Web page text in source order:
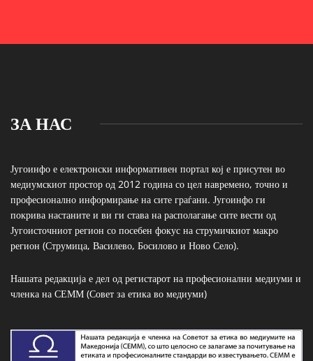
ЗА НАС
Југоинфо е електронски информативен портал кој е присутен во
медиумскиот простор од 2012 година со цел навремено, точно и
професионално информирање на сите граѓани. Југоинфо ги
покрива настаните и ви ги става на располагање сите вести од
Југоисточниот регион со посебен фокус на струмичкиот макро
регион (Струмица, Василево, Босилово и Ново Село).
Нашата редакција е дел од регистарот на професионални медиуми и
членка на СЕММ (Совет за етика во медиуми)